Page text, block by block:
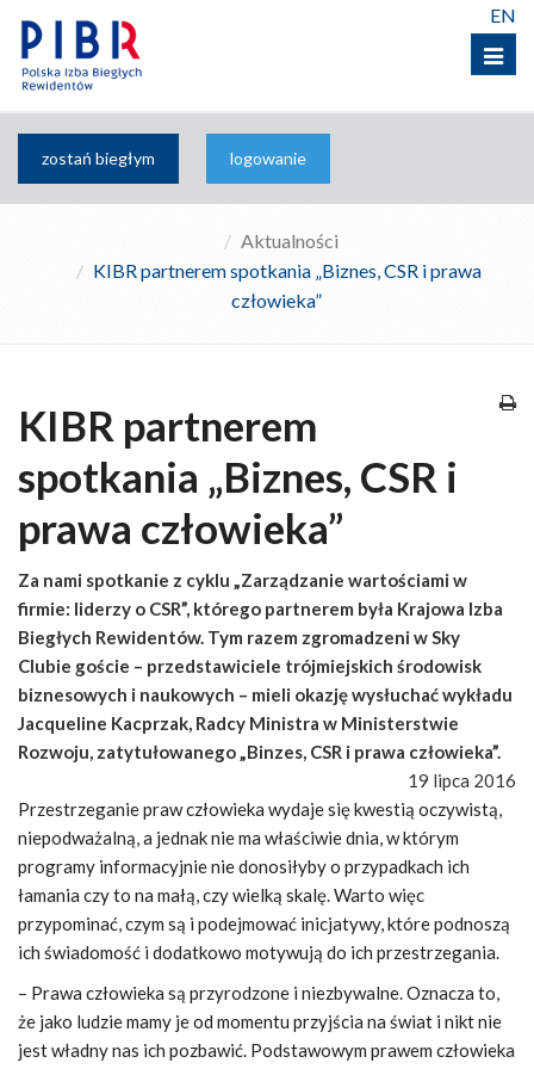
Menu
EN
zostań biegłym logowanie
Aktualności
KIBR partnerem spotkania „Biznes, CSR i prawa
człowieka”
KIBR partnerem
spotkania „Biznes, CSR i
prawa człowieka”
Za nami spotkanie z cyklu „Zarządzanie wartościami w
firmie: liderzy o CSR”, którego partnerem była Krajowa Izba
Biegłych Rewidentów. Tym razem zgromadzeni w Sky
Clubie goście – przedstawiciele trójmiejskich środowisk
biznesowych i naukowych – mieli okazję wysłuchać wykładu
Jacqueline Kacprzak, Radcy Ministra w Ministerstwie
Rozwoju, zatytułowanego „Binzes, CSR i prawa człowieka”.
19 lipca 2016
Przestrzeganie praw człowieka wydaje się kwestią oczywistą,
niepodważalną, a jednak nie ma właściwie dnia, w którym
programy informacyjnie nie donosiłyby o przypadkach ich
łamania czy to na małą, czy wielką skalę. Warto więc
przypominać, czym są i podejmować inicjatywy, które podnoszą
ich świadomość i dodatkowo motywują do ich przestrzegania.
– Prawa człowieka są przyrodzone i niezbywalne. Oznacza to,
że jako ludzie mamy je od momentu przyjścia na świat i nikt nie
jest władny nas ich pozbawić. Podstawowym prawem człowieka